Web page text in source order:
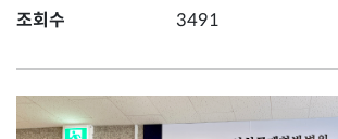
조회수
3491